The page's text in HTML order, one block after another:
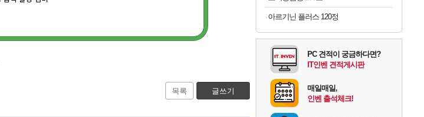
목록 글쓰기
아르기닌 플러스 120정
PC 견적이 궁금하다면?
IT인벤 견적게시판
매일매일,
인벤 출석체크!